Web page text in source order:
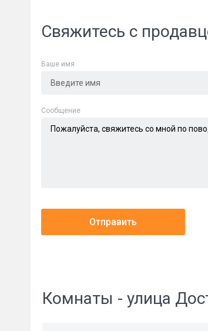
Свяжитесь с
Ваше имя
Cообщение
Отправить
Комнаты - улица